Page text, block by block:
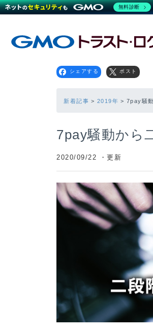
シェアする ポスト
新着記事 2019年 7pay騒
7pay騒動から
2020/09/22
無料診断